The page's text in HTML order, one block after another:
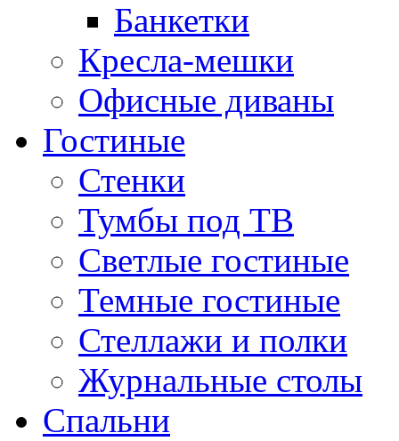
Банкетки
Кресла-мешки
Офисные диваны
Гостиные
Стенки
Тумбы под ТВ
Светлые гостиные
Темные гостиные
Стеллажи и полки
Журнальные столы
Спальни